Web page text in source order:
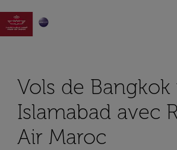

Vols de Bangkok
Islamabad avec
Air Maroc